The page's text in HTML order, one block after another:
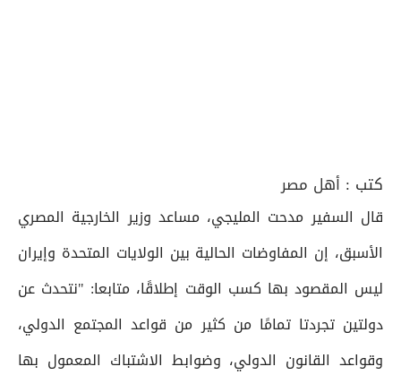
كتب : أهل مصر
قال السفير مدحت المليجي، مساعد وزير الخارجية المصري
الأسبق، إن المفاوضات الحالية بين الولايات المتحدة وإيران
ليس المقصود بها كسب الوقت إطلاقًا، متابعا: "نتحدث عن
دولتين تجردتا تمامًا من كثير من قواعد المجتمع الدولي،
وقواعد القانون الدولي، وضوابط الاشتباك المعمول بها